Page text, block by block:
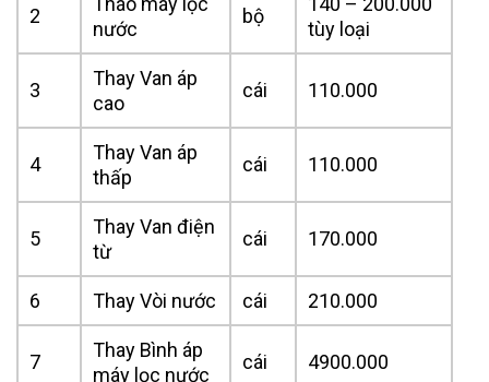
2
nước
bộ
tùy loại
3
Thay Van áp
cao
cái 110.000
4
Thay Van áp
thấp
cái 110.000
5
Thay Van điện
từ
cái 170.000
6 Thay Vòi nước cái 210.000
7
Thay Bình áp
máy lọc nước
cái 4900.000